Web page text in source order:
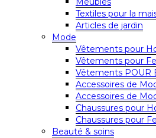
Textiles pour la
Articles de jardin
Mode
Vêtements pour
Vêtements pour
Vêtements POUR
Accessoires de
Accessoires de
Chaussures pour
Chaussures pour
Beauté & soins